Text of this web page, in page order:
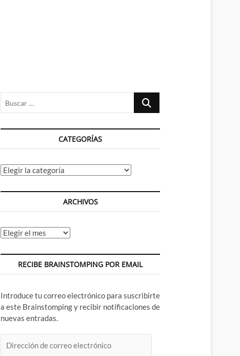
Buscar
CATEGORÍAS
Categorías
ARCHIVOS
Archivos
RECIBE BRAINSTOMPING POR EMAIL
Introduce tu correo electrónico para suscribirte
a este Brainstomping y recibir notificaciones de
nuevas entradas.
de